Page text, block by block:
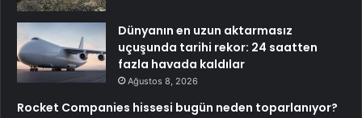
Dünyanın en uzun aktarmasız
uçuşunda tarihi rekor: 24 saatten
fazla havada kaldılar
Ağustos 8, 2026
Rocket Companies hissesi bugün neden toparlanıyor?